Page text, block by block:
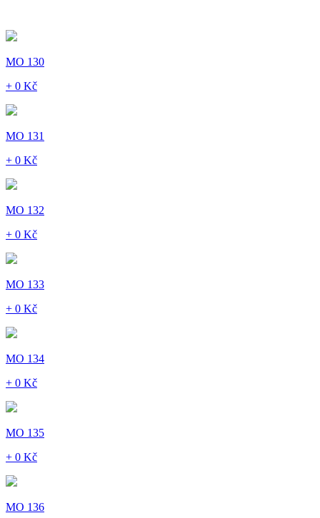
MO 130
+ 0 Kč
MO 131
+ 0 Kč
MO 132
+ 0 Kč
MO 133
+ 0 Kč
MO 134
+ 0 Kč
MO 135
+ 0 Kč
MO 136